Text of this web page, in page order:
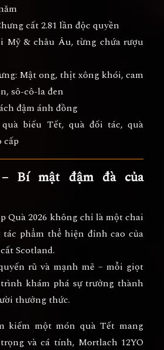
cất 2.81 lần độc quyền
Mỹ & châu Âu, từng chứa rượu
Mật ong, thịt xông khói, cam
sô-cô-la đen
đậm ánh đồng
quà biếu Tết, quà đối tác, quà
cấp
Bí mật đậm đà của
Quà 2026 không chỉ là một chai
tác phẩm thể hiện đỉnh cao của
Scotland.
rũ và mạnh mẽ – mỗi giọt
khám phá sự trưởng thành
thưởng thức.
kiếm một món quà Tết mang
và cá tính, Mortlach 12YO